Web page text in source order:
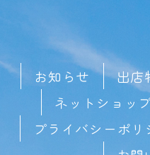
お知らせ 出店
ネットショッ
プライバシーポリ